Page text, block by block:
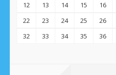
12
13 14 15 16
22
23 24 25 26
32
33 34 35 36